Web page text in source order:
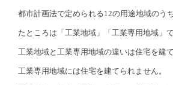
都市計画法で定められる12の用途地域のう
たところは「工業地域」「工業専用地域」で
工業地域と工業専用地域の違いは住宅を建
工業専用地域には住宅を建てられません。